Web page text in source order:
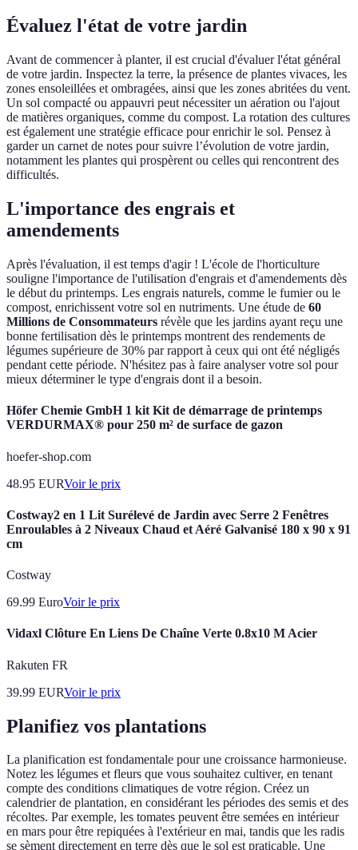
Évaluez l'état de votre jardin
Avant de commencer à planter, il est crucial d'évaluer l'état général
de votre jardin. Inspectez la terre, la présence de plantes vivaces, les
zones ensoleillées et ombragées, ainsi que les zones abritées du vent.
Un sol compacté ou appauvri peut nécessiter un aération ou l'ajout
de matières organiques, comme du compost. La rotation des cultures
est également une stratégie efficace pour enrichir le sol. Pensez à
garder un carnet de notes pour suivre l’évolution de votre jardin,
notamment les plantes qui prospèrent ou celles qui rencontrent des
difficultés.
L'importance des engrais et
amendements
Après l'évaluation, il est temps d'agir ! L'école de l'horticulture
souligne l'importance de l'utilisation d'engrais et d'amendements dès
le début du printemps. Les engrais naturels, comme le fumier ou le
compost, enrichissent votre sol en nutriments. Une étude de 60
Millions de Consommateurs révèle que les jardins ayant reçu une
bonne fertilisation dès le printemps montrent des rendements de
légumes supérieure de 30% par rapport à ceux qui ont été négligés
pendant cette période. N'hésitez pas à faire analyser votre sol pour
mieux déterminer le type d'engrais dont il a besoin.
Höfer Chemie GmbH 1 kit Kit de démarrage de printemps
VERDURMAX® pour 250 m² de surface de gazon
hoefer-shop.com
48.95 EURVoir le prix
Costway2 en 1 Lit Surélevé de Jardin avec Serre 2 Fenêtres
Enroulables à 2 Niveaux Chaud et Aéré Galvanisé 180 x 90 x 91
cm
Costway
69.99 EuroVoir le prix
Vidaxl Clôture En Liens De Chaîne Verte 0.8x10 M Acier
Rakuten FR
39.99 EURVoir le prix
Planifiez vos plantations
La planification est fondamentale pour une croissance harmonieuse.
Notez les légumes et fleurs que vous souhaitez cultiver, en tenant
compte des conditions climatiques de votre région. Créez un
calendrier de plantation, en considérant les périodes des semis et des
récoltes. Par exemple, les tomates peuvent être semées en intérieur
en mars pour être repiquées à l'extérieur en mai, tandis que les radis
se sèment directement en terre dès que le sol est praticable. Une